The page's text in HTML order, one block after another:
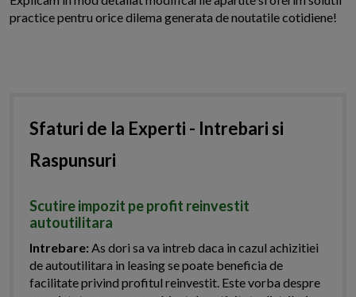
practice pentru orice dilema generata de noutatile cotidiene!
Sfaturi de la Experti - Intrebari si
Raspunsuri
Scutire impozit pe profit reinvestit
autoutilitara
Intrebare:As dori sa va intreb daca in cazul achizitiei
de autoutilitara in leasing se poate beneficia de
facilitate privind profitul reinvestit. Este vorba despre